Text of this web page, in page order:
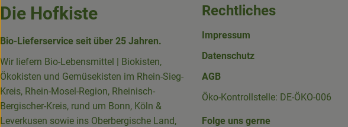
Die Hofkiste
Bio-Lieferservice seit über 25 Jahren.
Wir liefern Bio-Lebensmittel | Biokisten,
Ökokisten und Gemüsekisten im Rhein-Sieg-
Kreis, Rhein-Mosel-Region, Rheinisch-
Bergischer-Kreis, rund um Bonn, Köln &
Leverkusen sowie ins Oberbergische Land,
Rechtliches
Impressum
Datenschutz
AGB
Öko-Kontrollstelle: DE-ÖKO-006
Folge uns gerne